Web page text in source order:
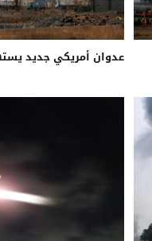
عدوان أمريكي جديد